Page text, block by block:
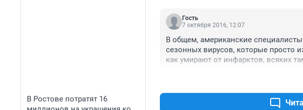
В Ростове потратят 16
Гость
7 октября 2016, 12:07
В общем, американские
сезонных вирусов, которые просто
как умирают от инфарктов, всяких